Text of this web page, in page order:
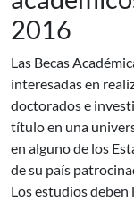
2016
Las Becas
interesadas en
doctorados e
título en una
en alguno de los
de su país
Los estudios deben